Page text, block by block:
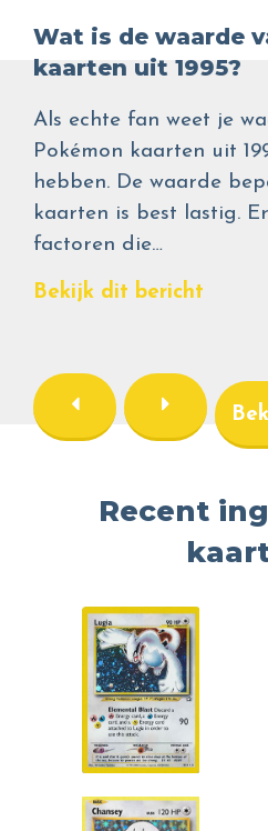
Wat is de waarde
kaarten uit 1995?
Als echte fan weet je
Pokémon kaarten uit
hebben. De waarde
kaarten is best lastig.
factoren die…
Bekijk dit bericht
Recent